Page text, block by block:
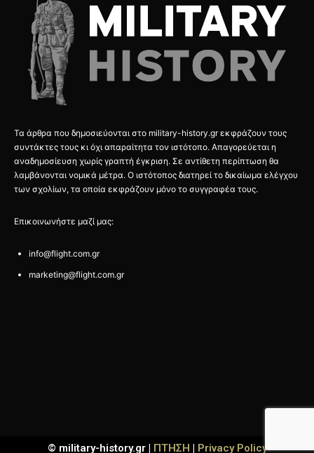
Τα άρθρα που δημοσιεύονται στο military-history.gr εκφράζουν τους
συντάκτες τους κι όχι απαραίτητα τον ιστότοπο. Απαγορεύεται η
αναδημοσίευση χωρίς γραπτή έγκριση. Σε αντίθετη περίπτωση θα
λαμβάνονται νομικά μέτρα. Ο ιστότοπος διατηρεί το δικαίωμα ελέγχου
των σχολίων, τα οποία εκφράζουν μόνο το συγγραφέα τους.
Επικοινωνήστε μαζί μας:
info@flight.com.gr
marketing@flight.com.gr
© military-history.gr | ΠΤΗΣΗ | Privacy Policy